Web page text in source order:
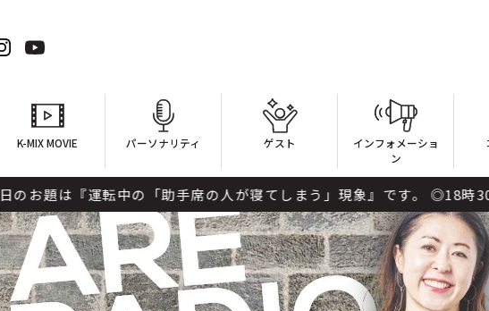
K-MIX MOVIE パーソナリティ ゲスト
インフォメーショ
ン
助手席の人が寝てしまう」現象』です。 ◎18時30分ごろ～『あ